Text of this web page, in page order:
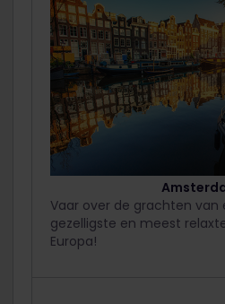
Vaar over de grachten van
gezelligste en meest
Europa!